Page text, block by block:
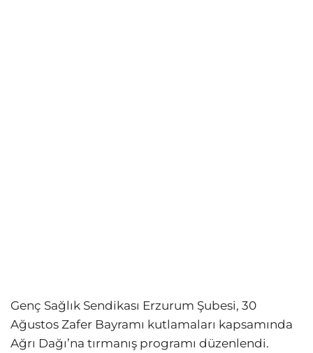
Genç Sağlık Sendikası Erzurum Şubesi, 30
Ağustos Zafer Bayramı kutlamaları kapsamında
Ağrı Dağı’na tırmanış programı düzenlendi.